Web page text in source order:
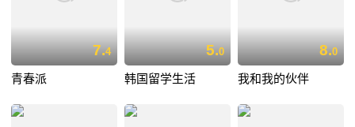
7.4
青春派
5.0
韩国留学生活
8.0
我和我的伙伴